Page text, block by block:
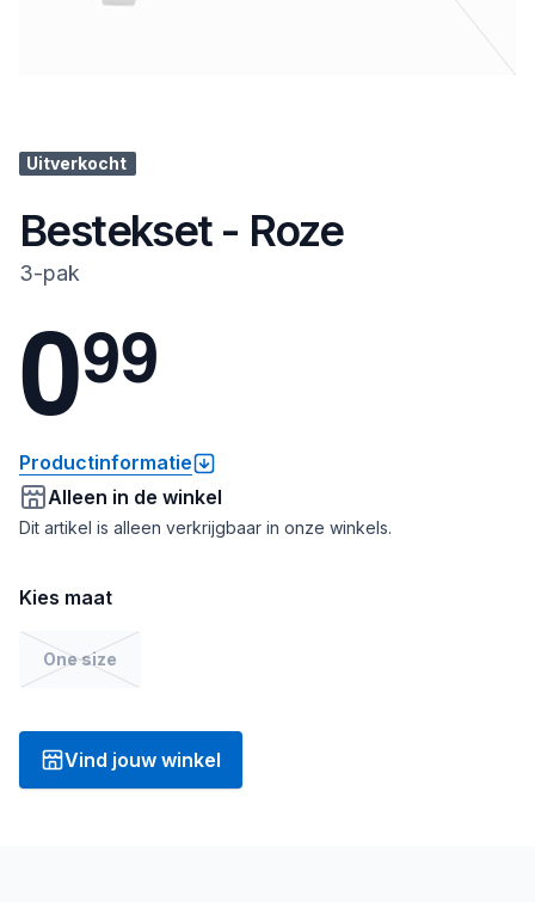
Uitverkocht
Bestekset - Roze
3-pak
099
Productinformatie
Alleen in de winkel
Dit artikel is alleen verkrijgbaar in onze winkels.
Kies maat
One size
Vind jouw winkel